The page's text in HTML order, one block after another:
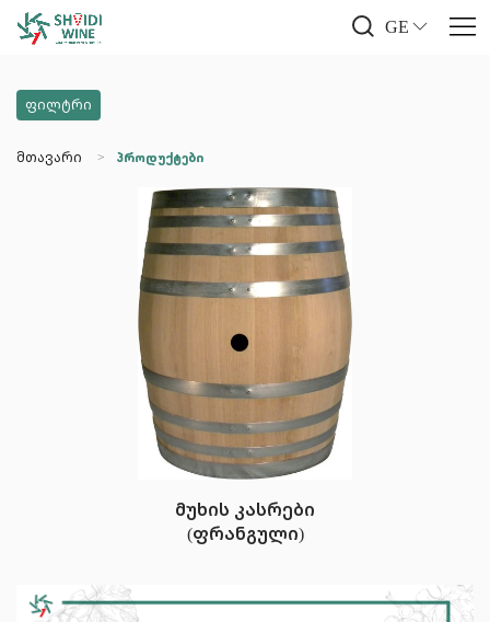
GE
ფილტრი
მთავარი პროდუქტები
მუხის კასრები
(ფრანგული)